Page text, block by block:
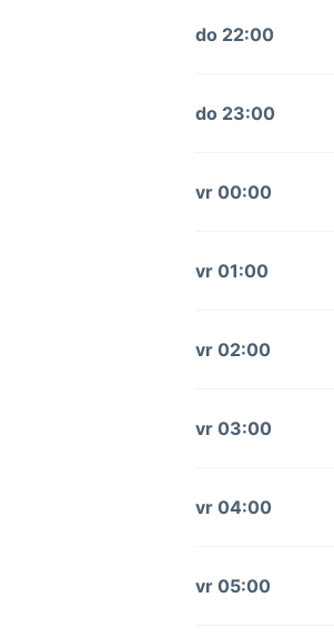
do 22:00
do 23:00
vr 00:00
vr 01:00
vr 02:00
vr 03:00
vr 04:00
vr 05:00